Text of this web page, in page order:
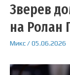
Зверев
на Ролан
Микс/05.06.2026